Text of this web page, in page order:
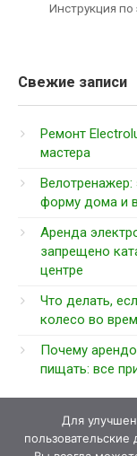
Инструкция по
Свежие записи
Ремонт
мастера
форму дома и
Аренда
запрещено
центре
Что делать,
колесо во
Почему
пищать: все
Для